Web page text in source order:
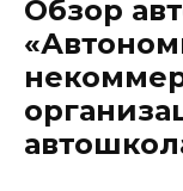
Обзор